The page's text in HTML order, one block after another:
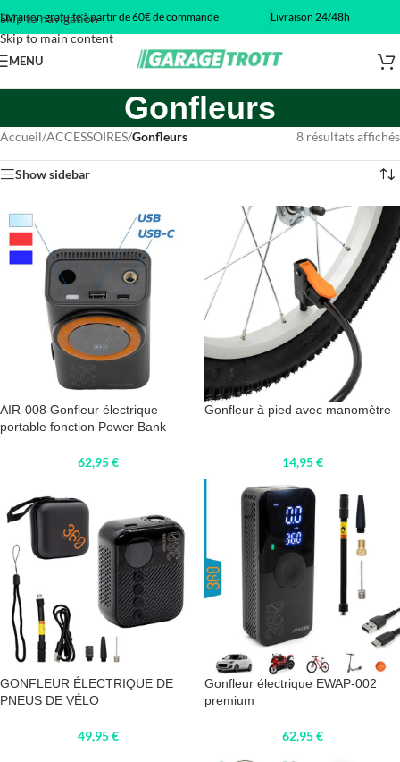
Skip to navigation
Skip to main content
Livraison gratuite à partir de 60€ de commande Livraison 24/48h
MENU
Gonfleurs
Accueil/ACCESSOIRES/Gonfleurs 8 résultats affichés
Show sidebar
AIR-008 Gonfleur électrique
portable fonction Power Bank
62,95€
Gonfleur à pied avec manomètre
–
14,95€
GONFLEUR ÉLECTRIQUE DE
PNEUS DE VÉLO
49,95€
Gonfleur électrique EWAP-002
premium
62,95€